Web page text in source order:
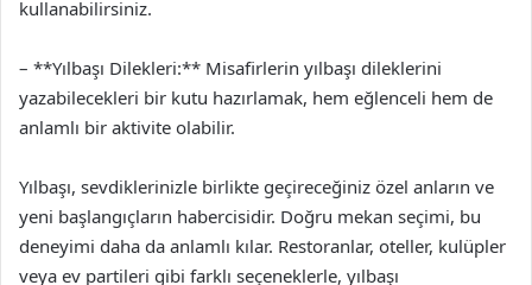
kullanabilirsiniz.
– **Yılbaşı Dilekleri:** Misafirlerin yılbaşı dileklerini
yazabilecekleri bir kutu hazırlamak, hem eğlenceli hem de
anlamlı bir aktivite olabilir.
Yılbaşı, sevdiklerinizle birlikte geçireceğiniz özel anların ve
yeni başlangıçların habercisidir. Doğru mekan seçimi, bu
deneyimi daha da anlamlı kılar. Restoranlar, oteller, kulüpler
veya ev partileri gibi farklı seçeneklerle, yılbaşı